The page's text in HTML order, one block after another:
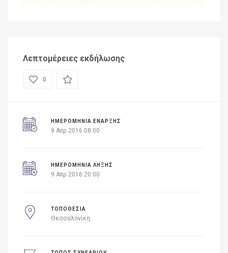
Λεπτομέρειες εκδήλωσης
0
ΗΜΕΡΟΜΗΝΊΑ ΈΝΑΡΞΗΣ
9 Απρ 2016 08:00
ΗΜΕΡΟΜΗΝΙΑ ΛΗΞΗΣ
9 Απρ 2016 20:00
ΤΟΠΟΘΕΣΙΑ
Θεσσαλονίκη